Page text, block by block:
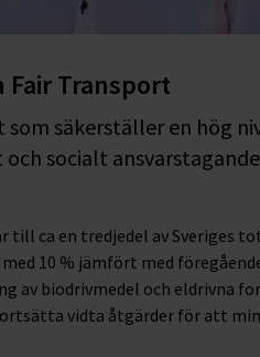
Transport
säkerställer en hög
socialt
till ca en tredjedel av Sveriges
10 % jämfört med
av biodrivmedel och eldrivna
vidta åtgärder för att